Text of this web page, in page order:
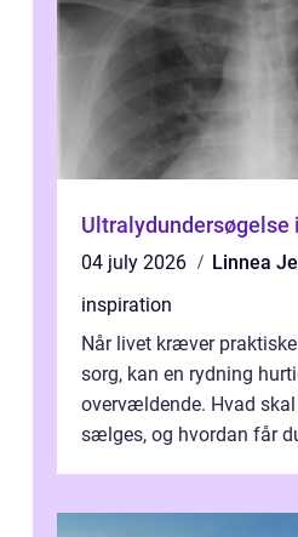
Ultralydundersøgelse
04 july 2026
Linnea
inspiration
Når livet kræver
sorg, kan en rydning
overvældende. Hvad
sælges, og hvordan får